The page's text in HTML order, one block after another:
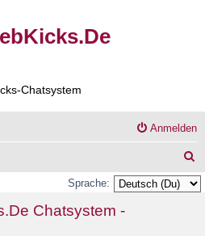
Chatsystem
Anmelden
u
Sprache:
Chatsystem -